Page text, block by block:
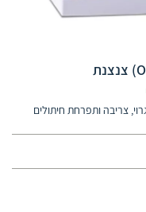
צריבה ותפרחת חיתולים